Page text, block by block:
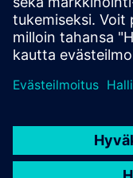
käyttötapauksiin.
Lue lisää